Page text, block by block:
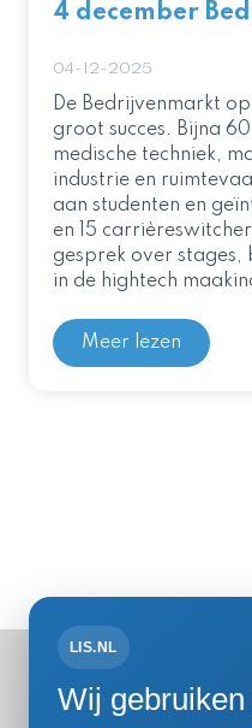
4 december
04-12-2025
De Bedrijvenmarkt
groot succes. Bijna
medische techniek,
industrie en
aan studenten en
en 15
gesprek over stages,
in de hightech
Meer lezen
LIS.NL
Wij